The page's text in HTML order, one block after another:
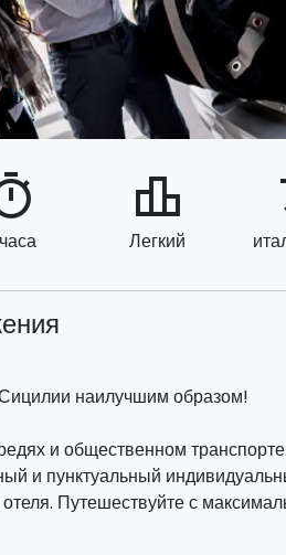
leaderboard
Легкий
наилучшим образом!
и общественном
и пунктуальный
Путешествуйте с
с профессиональными